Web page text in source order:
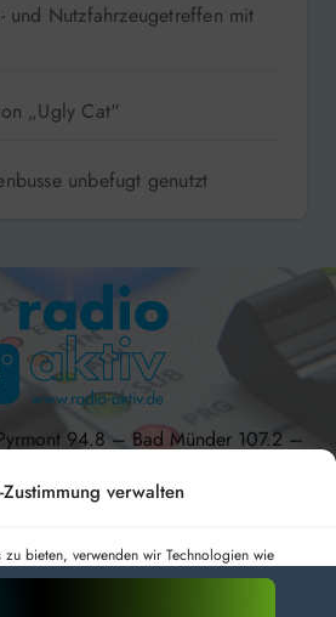
Zustimmung verwalten
bieten, verwenden wir Technologien wie
zu speichern und/oder darauf zuzugreifen.
und Nutzfahrzeugetreffen mit
„Ugly Cat“
unbefugt genutzt
94.8 – Bad Münder 107.2 –
DAB+ 9C
radio aktiv e.V.